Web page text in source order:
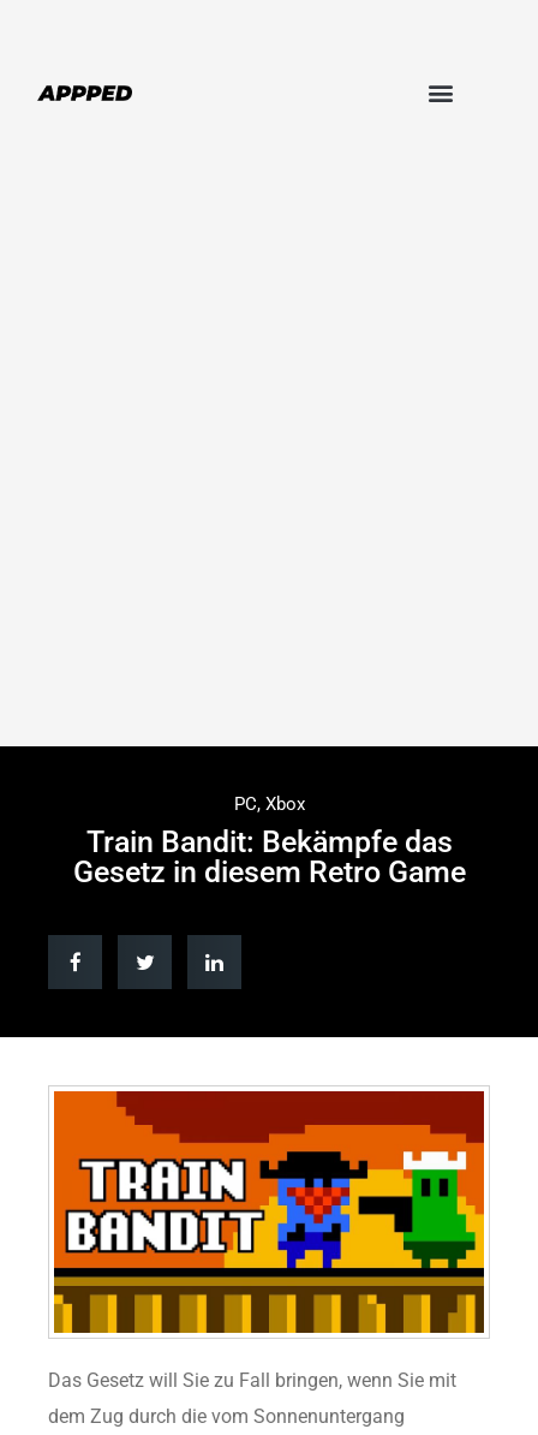
PC, Xbox
Train Bandit: Bekämpfe das
Gesetz in diesem Retro Game
Das Gesetz will Sie zu Fall bringen, wenn Sie mit
dem Zug durch die vom Sonnenuntergang